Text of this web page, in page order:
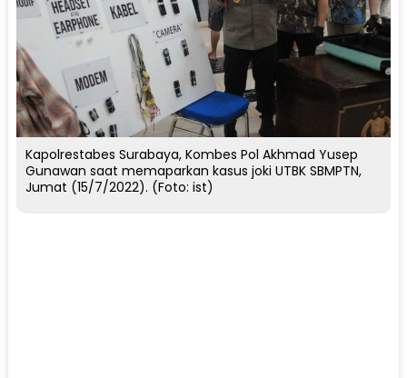
Kapolrestabes Surabaya, Kombes Pol Akhmad Yusep
Gunawan saat memaparkan kasus joki UTBK SBMPTN,
Jumat (15/7/2022). (Foto: ist)